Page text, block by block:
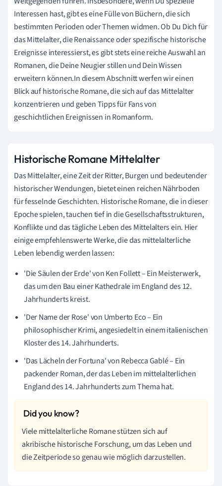
Interessen hast, gibt es eine Fülle von Büchern, die sich
bestimmten Perioden oder Themen widmen. Ob Du Dich für
das Mittelalter, die Renaissance oder spezifische historische
Ereignisse interessierst, es gibt stets eine reiche Auswahl an
Romanen, die Deine Neugier stillen und Dein Wissen
erweitern können.In diesem Abschnitt werfen wir einen
Blick auf historische Romane, die sich auf das Mittelalter
konzentrieren und geben Tipps für Fans von
geschichtlichen Ereignissen in Romanform.
Historische Romane Mittelalter
Das Mittelalter, eine Zeit der Ritter, Burgen und bedeutender
historischer Wendungen, bietet einen reichen Nährboden
für fesselnde Geschichten. Historische Romane, die in dieser
Epoche spielen, tauchen tief in die Gesellschaftsstrukturen,
Konflikte und das tägliche Leben des Mittelalters ein. Hier
einige empfehlenswerte Werke, die das mittelalterliche
Leben lebendig werden lassen:
'Die Säulen der Erde' von Ken Follett – Ein Meisterwerk,
das um den Bau einer Kathedrale im England des 12.
Jahrhunderts kreist.
'Der Name der Rose' von Umberto Eco – Ein
philosophischer Krimi, angesiedelt in einem italienischen
Kloster des 14. Jahrhunderts.
'Das Lächeln der Fortuna' von Rebecca Gablé – Ein
packender Roman, der das Leben im mittelalterlichen
England des 14. Jahrhunderts zum Thema hat.
Viele mittelalterliche Romane stützen sich auf
akribische historische Forschung, um das Leben und
die Zeitperiode so genau wie möglich darzustellen.